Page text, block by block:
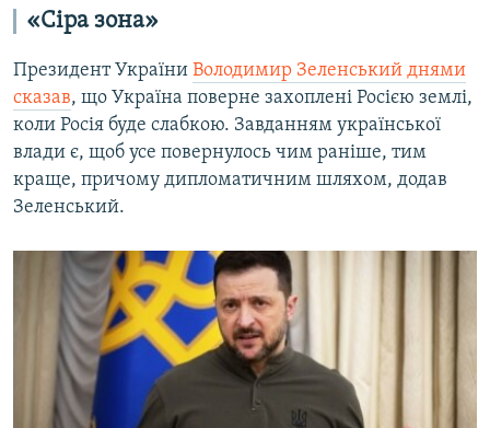
«Сіра зона»
Президент України Володимир Зеленський днями
сказав, що Україна поверне захоплені Росією землі,
коли Росія буде слабкою. Завданням української
влади є, щоб усе повернулось чим раніше, тим
краще, причому дипломатичним шляхом, додав
Зеленський.